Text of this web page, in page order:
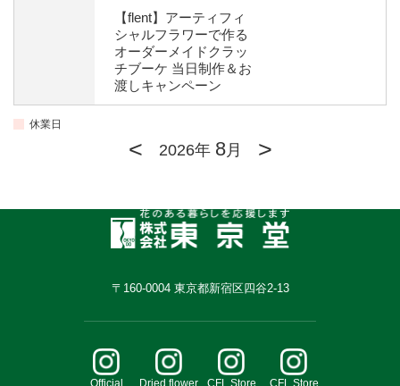
【flent】アーティフィ
シャルフラワーで作る
オーダーメイドクラッ
チブーケ 当日制作＆お
渡しキャンペーン
休業日
< 2026年 8月 >
〒160-0004 東京都新宿区四谷2-13
Official Dried flower CFL Store CFL Store